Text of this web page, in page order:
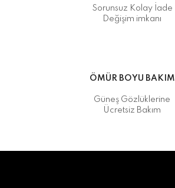
Sorunsuz Kolay İade
Değişim imkanı
ÖMÜR BOYU BAKIM
Güneş Gözlüklerine
Ücretsiz Bakım